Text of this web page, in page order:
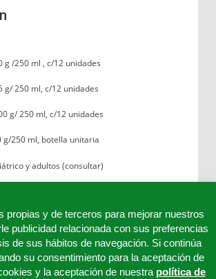
g /250 ml , c/12 unidades
g/ 250 ml, c/12 unidades
g/ 250 ml, c/12 unidades
g/250 ml, botella unitaria
y adultos (consultar)
propias y de terceros para mejorar nuestros
publicidad relacionada con sus preferencias
de sus hábitos de navegación. Si continúa
su consentimiento para la aceptación de
y la aceptación de nuestra política de